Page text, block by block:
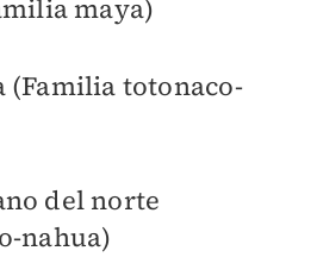
maya)
(Familia totonaco-
del norte
nahua)